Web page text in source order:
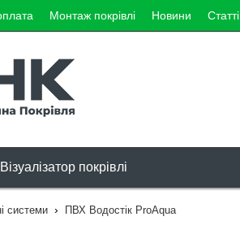
Монтаж покрівлі Новини Статті
Візуалізатор покрівлі
системи › ПВХ Водостік ProAqua